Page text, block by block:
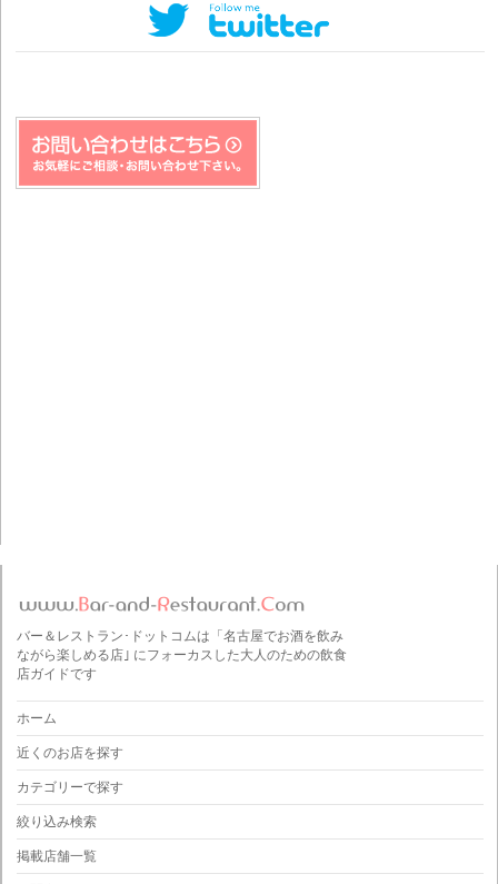
バー＆レストラン･ドットコムは「名古屋でお酒を飲み
ながら楽しめる店｣ にフォーカスした大人のための飲食
店ガイドです
ホーム
近くのお店を探す
カテゴリーで探す
絞り込み検索
掲載店舗一覧